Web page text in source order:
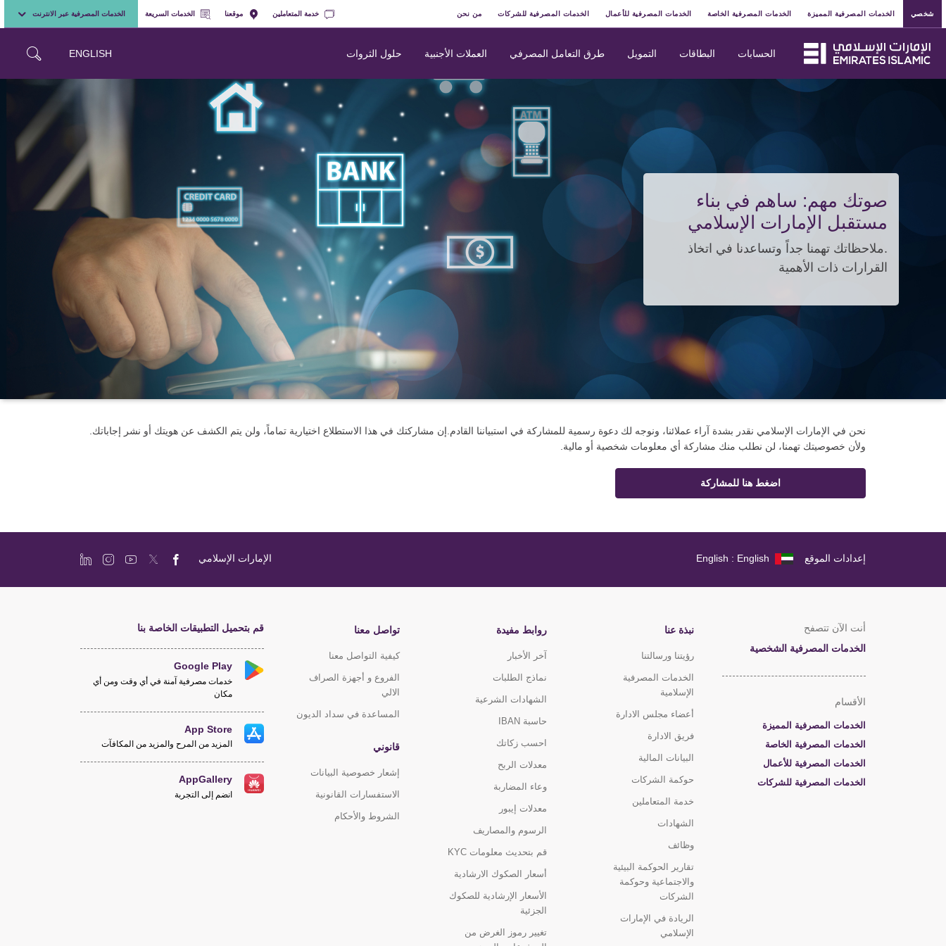
شخصي الخدمات المصرفية المميزة الخدمات المصرفية الخاصة الخدمات المصرفية للأعمال الخدمات المصرفية للشركات من نحن خدمة المتعاملين موقعنا الخدمات السريعة الخدمات المصرفية عبر الانترنت
الحسابات البطاقات التمويل طرق التعامل المصرفي العملات الأجنبية حلول الثروات ENGLISH
صوتك مهم: ساهم في بناء
مستقبل الإمارات الإسلامي
.ملاحظاتك تهمنا جداً وتساعدنا في اتخاذ
القرارات ذات الأهمية
نحن في الإمارات الإسلامي نقدر بشدة آراء عملائنا، ونوجه لك دعوة رسمية للمشاركة في استبياننا القادم.إن مشاركتك في هذا الاستطلاع اختيارية تماماً، ولن يتم الكشف عن هويتك أو نشر إجاباتك.
ولأن خصوصيتك تهمنا، لن نطلب منك مشاركة أي معلومات شخصية أو مالية.
اضغط هنا للمشاركة
إعدادات الموقع English : English الإمارات الإسلامي
أنت الآن تتصفح
الخدمات المصرفية الشخصية
الأقسام
الخدمات المصرفية المميزة
الخدمات المصرفية الخاصة
الخدمات المصرفية للأعمال
الخدمات المصرفية للشركات
نبذة عنا
رؤيتنا ورسالتنا
الخدمات المصرفية
الإسلامية
أعضاء مجلس الادارة
فريق الادارة
البيانات المالية
حوكمة الشركات
خدمة المتعاملين
الشهادات
وظائف
تقارير الحوكمة البيئية
والاجتماعية وحوكمة
الشركات
الريادة في الإمارات
الإسلامي
روابط مفيدة
آخر الأخبار
نماذج الطلبات
الشهادات الشرعية
حاسبة IBAN
احسب زكاتك
معدلات الربح
وعاء المضاربة
معدلات إيبور
الرسوم والمصاريف
قم بتحديث معلومات KYC
أسعار الصكوك الارشادية
الأسعار الإرشادية للصكوك
الجزئية
تغيير رموز الغرض من
تواصل معنا
كيفية التواصل معنا
الفروع و أجهزة الصراف
الالي
المساعدة في سداد الديون
قانوني
إشعار خصوصية البيانات
الاستفسارات القانونية
الشروط والأحكام
قم بتحميل التطبيقات الخاصة بنا
Google Play
خدمات مصرفية آمنة في أي وقت ومن أي
مكان
App Store
المزيد من المرح والمزيد من المكافآت
AppGallery
انضم إلى التجربة